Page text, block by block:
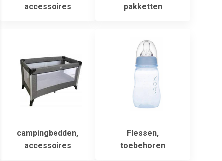
accessoires
pakketten
campingbedden,
accessoires
Flessen,
toebehoren